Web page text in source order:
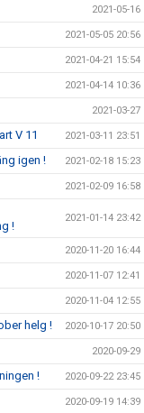
2021-05-16
2021-05-05 20:56
2021-04-21 15:54
2021-04-14 10:36
2021-03-27
V 11 2021-03-11 23:51
igen ! 2021-02-18 15:23
2021-02-09 16:58
!
2021-01-14 23:42
2020-11-20 16:44
2020-11-07 12:41
2020-11-04 12:55
helg ! 2020-10-17 20:50
2020-09-29
! 2020-09-22 23:45
2020-09-19 14:39